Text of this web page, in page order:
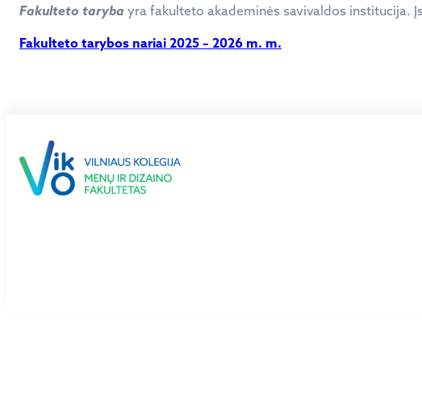
Fakulteto taryba yra fakulteto akademinės savivaldos
Fakulteto tarybos nariai 2025 – 2026 m. m.